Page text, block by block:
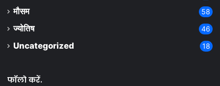
मौसम 58
ज्योतिष 46
Uncategorized 18
फॉलो करें.